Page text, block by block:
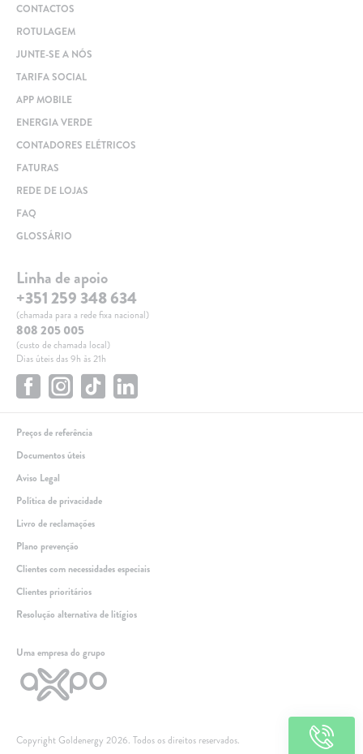
+351 259 348 634
(chamada para a rede fixa nacional)
808 205 005
Dias úteis das 9h às 21h
CONTACTOS
ROTULAGEM
JUNTE-SE A NÓS
TARIFA SOCIAL
APP MOBILE
ENERGIA VERDE
CONTADORES ELÉTRICOS
FATURAS
REDE DE LOJAS
FAQ
GLOSSÁRIO
Linha de apoio
+351 259 348 634
(chamada para a rede fixa nacional)
808 205 005
(custo de chamada local)
Dias úteis das 9h às 21h
Preços de referência
Documentos úteis
Aviso Legal
Política de privacidade
Livro de reclamações
Plano prevenção
Clientes com necessidades especiais
Clientes prioritários
Resolução alternativa de litígios
Uma empresa do grupo
Copyright Goldenergy 2026. Todos os direitos reservados.